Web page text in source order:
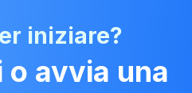
iniziare?
avvia una